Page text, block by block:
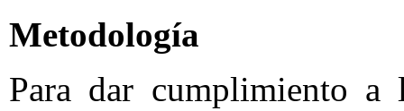
Metodología
Para dar cumplimiento a